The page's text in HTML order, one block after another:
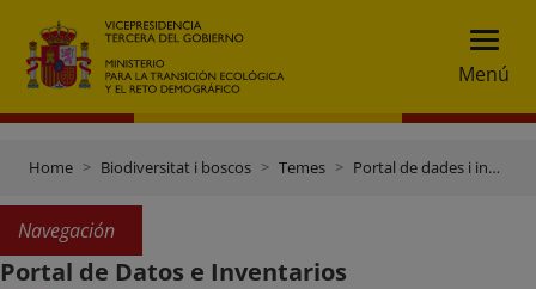
Menú
Home Biodiversitat i boscos Temes Portal de dades i inventaris
Navegación
Portal de Datos e Inventarios